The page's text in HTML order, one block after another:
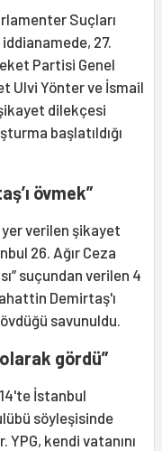
Suçları
27.
Partisi Genel
Ulvi Yönter ve İsmail
dilekçesi
başlatıldığı
övmek”
yer verilen şikayet
26. Ağır Ceza
suçundan verilen 4
Demirtaş'ı
savunuldu.
gördü”
İstanbul
söyleşisinde
kendi vatanını